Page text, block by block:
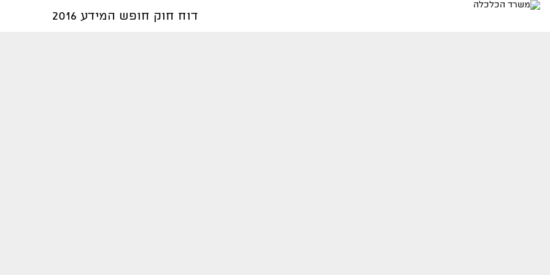
דוח חוק חופש המידע 2016